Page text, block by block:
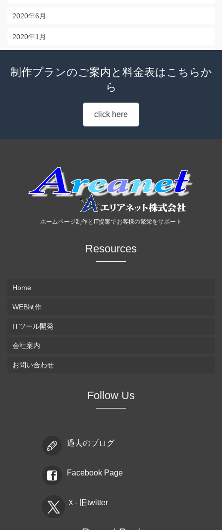
2020年6月
2020年1月
制作プランのご案内と料金表はこちらか
ら
click here
ホームページ制作とIT提案でお客様の繁栄をサポート
Resources
Home
WEB制作
ITツール開発
会社案内
お問い合わせ
Follow Us
過去のブログ
Facebook Page
Ｘ- 旧twitter